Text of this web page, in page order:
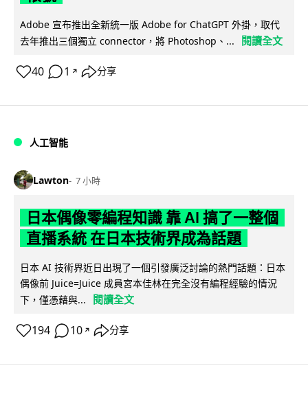
Adobe 宣布推出全新統一版 Adobe for ChatGPT 外掛，取代
去年推出三個獨立 connector，將 Photoshop、...
閱讀全文
40 1 ↗ 分享
人工智能
Lawton 7 小時
日本偶像零編程知識 靠 AI 搞了一整個
直播系統 在日本技術界成為話題
日本 AI 技術界近日出現了一個引發廣泛討論的熱門話題：日本
偶像前 Juice=Juice 成員宮本佳林在完全沒有編程經驗的情況
下，僅憑藉與...
閱讀全文
194 10 ↗ 分享